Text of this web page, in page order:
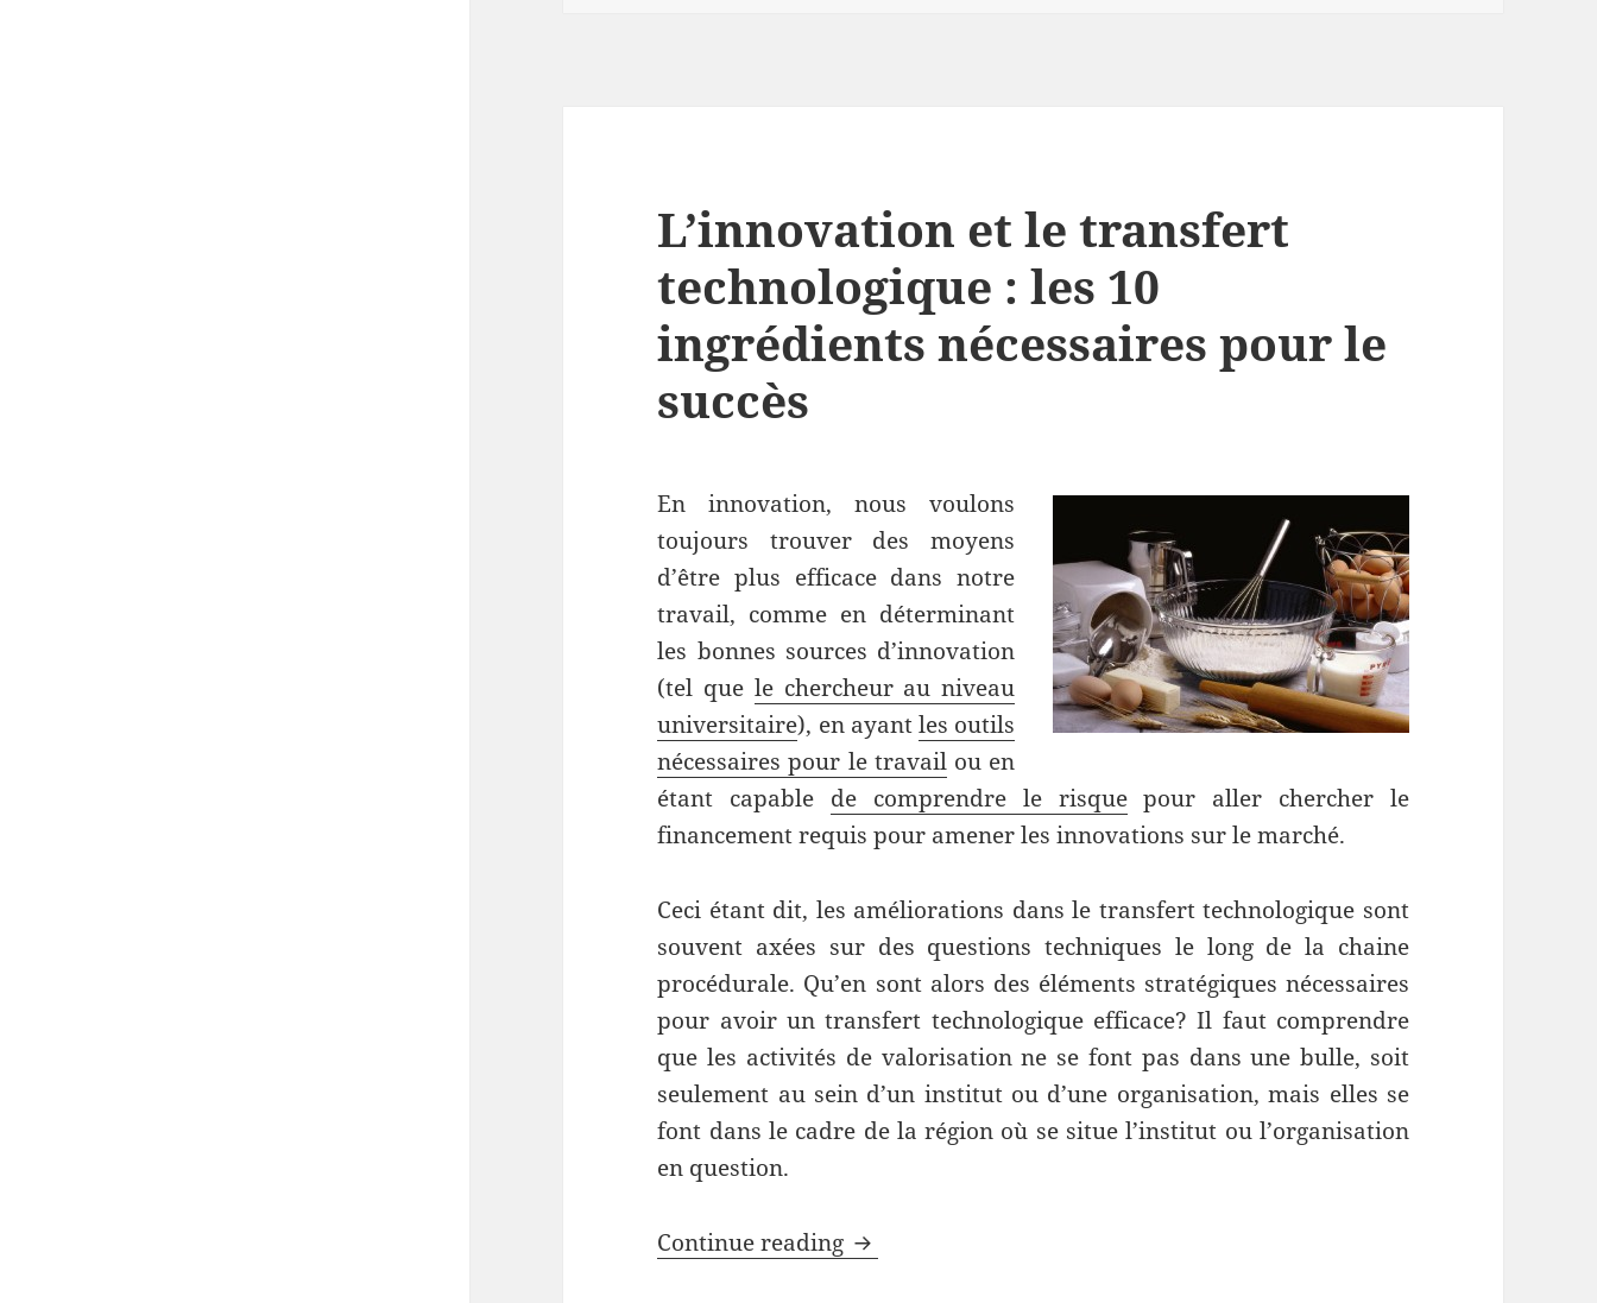
L’innovation et le transfert
technologique : les 10
ingrédients nécessaires pour le
succès
En innovation, nous voulons
toujours trouver des moyens
d’être plus efficace dans notre
travail, comme en déterminant
les bonnes sources d’innovation
(tel que le chercheur au niveau
universitaire), en ayantles outils
nécessaires pour le travailou en
étant capable de comprendre le risquepour aller chercher le
financement requis pour amener les innovations sur le marché.
Ceci étant dit, les améliorations dans le transfert technologique sont
souvent axées sur des questions techniques le long de la chaine
procédurale. Qu’en sont alors des éléments stratégiques nécessaires
pour avoir un transfert technologique efficace? Il faut comprendre
que les activités de valorisation ne se font pas dans une bulle, soit
seulement au sein d’un institut ou d’une organisation, mais elles se
font dans le cadre de la région où se situe l’institut ou l’organisation
en question.
Continue reading L’innovation et le transfert technologique : les 10 ingrédients